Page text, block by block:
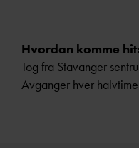
Hvordan komme hit:
Tog fra Stavanger
Avganger hver